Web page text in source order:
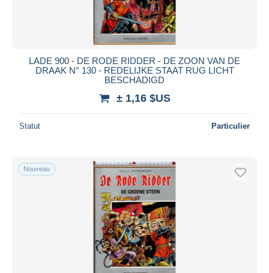
LADE 900 - DE RODE RIDDER - DE ZOON VAN DE
DRAAK N° 130 - REDELIJKE STAAT RUG LICHT
BESCHADIGD
± 1,16 $US
Statut Particulier
Nouveau